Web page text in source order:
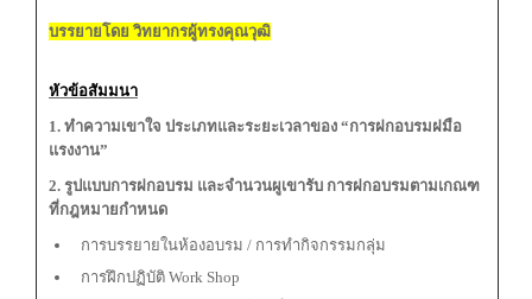
บรรยายโดย วิทยากรผู้ทรงคุณวุฒิ
หัวข้อสัมมนา
1. ทำความเขาใจ ประเภทและระยะเวลาของ “การฝกอบรมฝมือ
แรงงาน”
2. รูปแบบการฝกอบรม และจำนวนผูเขารับ การฝกอบรมตามเกณฑ
ที่กฎหมายกำหนด
การบรรยายในห้องอบรม / การทำกิจกรรมกลุ่ม
การฝึกปฏิบัติ Work Shop